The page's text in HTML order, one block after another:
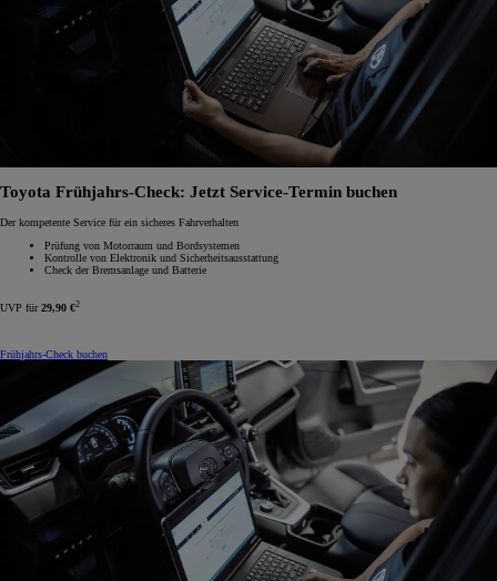
Toyota Frühjahrs-Check: Jetzt Service-Termin buchen
Der kompetente Service für ein sicheres Fahrverhalten
Prüfung von Motorraum und Bordsystemen
Kontrolle von Elektronik und Sicherheitsausstattung
Check der Bremsanlage und Batterie
UVP für29,90 €2
Frühjahrs-Check buchen